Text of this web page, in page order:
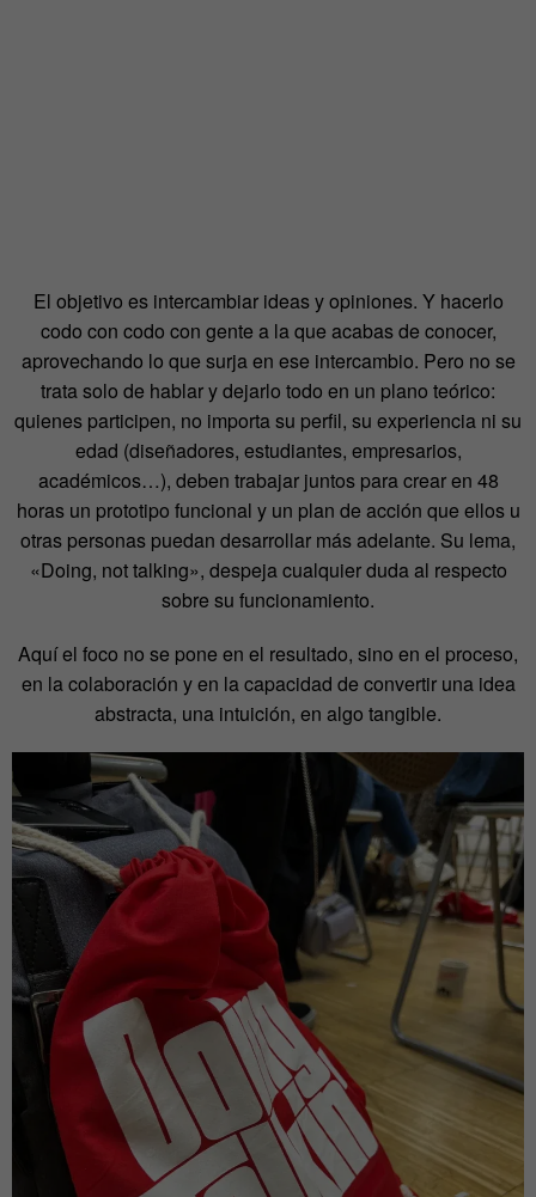
El objetivo es intercambiar ideas y opiniones. Y hacerlo
codo con codo con gente a la que acabas de conocer,
aprovechando lo que surja en ese intercambio. Pero no se
trata solo de hablar y dejarlo todo en un plano teórico:
quienes participen, no importa su perfil, su experiencia ni su
edad (diseñadores, estudiantes, empresarios,
académicos…), deben trabajar juntos para crear en 48
horas un prototipo funcional y un plan de acción que ellos u
otras personas puedan desarrollar más adelante. Su lema,
«Doing, not talking», despeja cualquier duda al respecto
sobre su funcionamiento.
Aquí el foco no se pone en el resultado, sino en el proceso,
en la colaboración y en la capacidad de convertir una idea
abstracta, una intuición, en algo tangible.